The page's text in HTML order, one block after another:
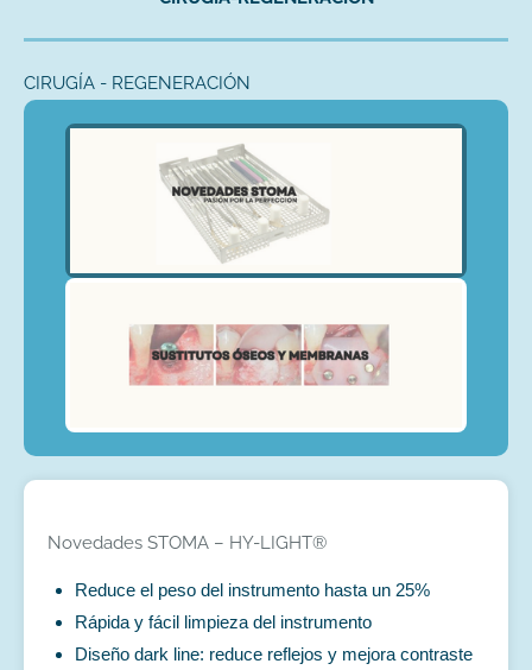
CIRUGÍA - REGENERACIÓN
Novedades STOMA – HY-LIGHT®
Reduce el peso del instrumento hasta un 25%
Rápida y fácil limpieza del instrumento
Diseño dark line: reduce reflejos y mejora contraste